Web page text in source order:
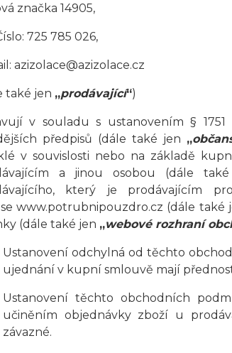
značka 14905,
725 785 026,
azizolace@azizolace.cz
také jen „prodávající“)
v souladu s ustanovením § 1751
předpisů (dále také jen „
v souvislosti nebo na základě
a jinou osobou (dále
který je prodávajícím
www.potrubnipouzdro.cz (dále také
(dále také jen „webové rozhraní
Ustanovení odchylná od těchto
ujednání v kupní smlouvě mají
Ustanovení těchto obchodních
učiněním objednávky zboží u
závazné.